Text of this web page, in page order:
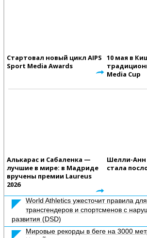
Стартовал новый цикл AIPS
Sport Media Awards
10 мая в
Media Cup
Алькарас и Сабаленка —
лучшие в мире: в Мадриде
вручены премии Laureus
2026
Шелли-Анн
стала
World Athletics ужесточит правила
трансгендеров и спортсменов с
развития (DSD)
Мировые рекорды в беге на 3000